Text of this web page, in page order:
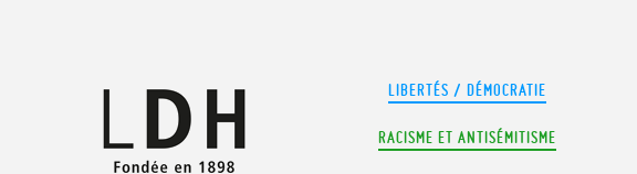
LIBERTÉS / DÉMOCRATIE
RACISME ET ANTISÉMITISME